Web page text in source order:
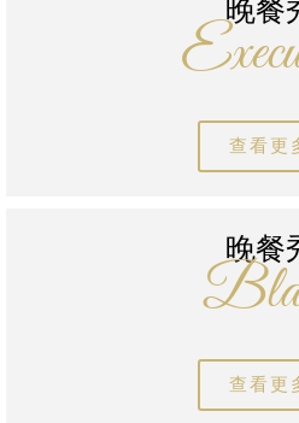
晚餐
查看更
晚餐
查看更